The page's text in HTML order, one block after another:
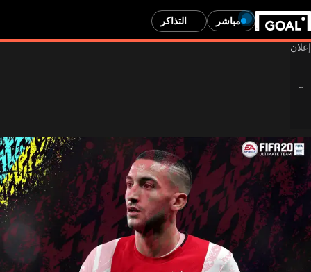
مباشر التذاكر